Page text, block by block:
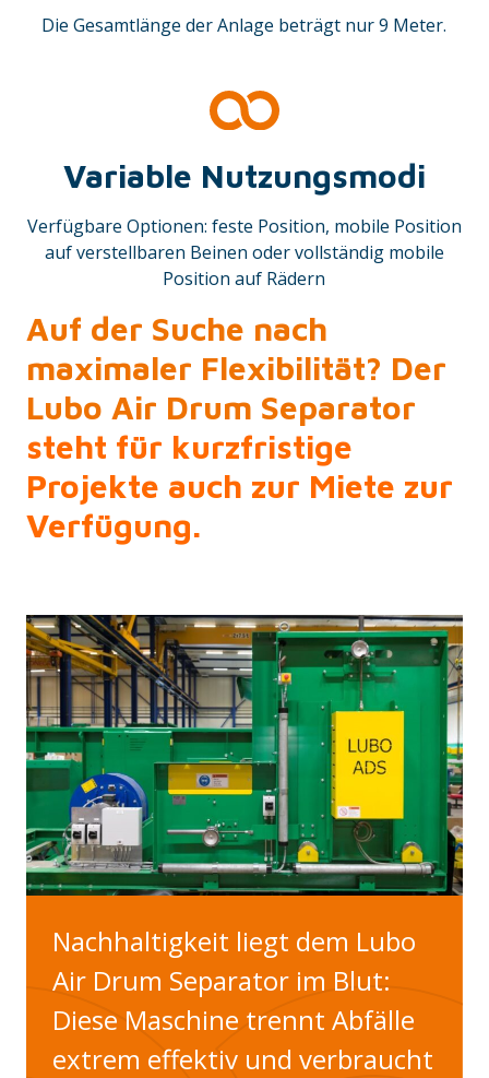
Die Gesamtlänge der Anlage beträgt nur 9 Meter.
Variable Nutzungsmodi
Verfügbare Optionen: feste Position, mobile Position
auf verstellbaren Beinen oder vollständig mobile
Position auf Rädern
Auf der Suche nach
maximaler Flexibilität? Der
Lubo Air Drum Separator
steht für kurzfristige
Projekte auch zur Miete zur
Verfügung.
Nachhaltigkeit liegt dem Lubo
Air Drum Separator im Blut:
Diese Maschine trennt Abfälle
extrem effektiv und verbraucht